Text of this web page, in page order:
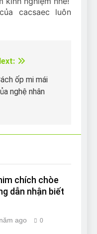
cacsaec luôn
ốp mi mái
nghệ nhân
chích chòe
dẫn nhận biết
ago 0